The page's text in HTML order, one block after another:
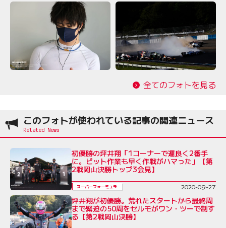
全てのフォトを見る
このフォトが使われている記事の関連ニュース
初優勝の坪井翔「1コーナーで運良く2番手
に。ピット作業も早く作戦がハマった」【第
2戦岡山決勝トップ3会見】
スーパーフォーミュラ 2020-09-27
坪井翔が初優勝。荒れたスタートから最終周
まで緊迫の50周をセルモがワン・ツーで制す
る【第2戦岡山決勝】